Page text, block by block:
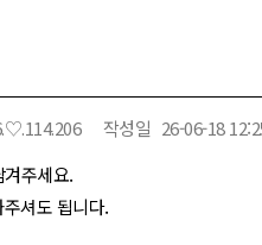
작성일 26-06-18
주세요.
셔도 됩니다.